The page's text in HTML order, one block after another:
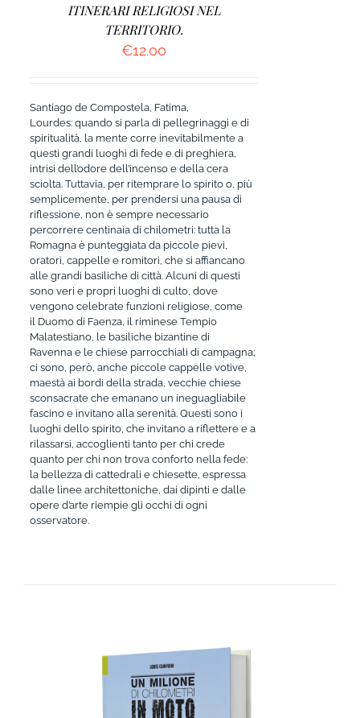
ITINERARI RELIGIOSI NEL
TERRITORIO.
€12.00
Santiago de Compostela, Fatima,
Lourdes: quando si parla di pellegrinaggi e di
spiritualità, la mente corre inevitabilmente a
questi grandi luoghi di fede e di preghiera,
intrisi dell’odore dell’incenso e della cera
sciolta. Tuttavia, per ritemprare lo spirito o, più
semplicemente, per prendersi una pausa di
riflessione, non è sempre necessario
percorrere centinaia di chilometri: tutta la
Romagna è punteggiata da piccole pievi,
oratori, cappelle e romitori, che si affiancano
alle grandi basiliche di città. Alcuni di questi
sono veri e propri luoghi di culto, dove
vengono celebrate funzioni religiose, come
il Duomo di Faenza, il riminese Tempio
Malatestiano, le basiliche bizantine di
Ravenna e le chiese parrocchiali di campagna;
ci sono, però, anche piccole cappelle votive,
maestà ai bordi della strada, vecchie chiese
sconsacrate che emanano un ineguagliabile
fascino e invitano alla serenità. Questi sono i
luoghi dello spirito, che invitano a riflettere e a
rilassarsi, accoglienti tanto per chi crede
quanto per chi non trova conforto nella fede:
la bellezza di cattedrali e chiesette, espressa
dalle linee architettoniche, dai dipinti e dalle
opere d’arte riempie gli occhi di ogni
osservatore.